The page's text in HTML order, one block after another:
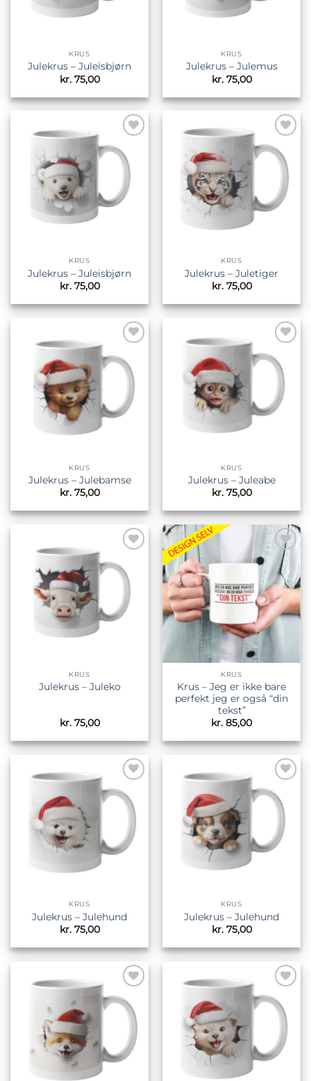
KRUS
Julekrus – Juleisbjørn
kr.75,00
KRUS
Julekrus – Julemus
kr.75,00
Tilføj til
ønskeliste
KRUS
Julekrus – Juleisbjørn
kr.75,00
Tilføj til
ønskeliste
KRUS
Julekrus – Juletiger
kr.75,00
ønskeliste
KRUS
Julekrus – Julebamse
kr.75,00
Tilføj til
ønskeliste
KRUS
Julekrus – Juleabe
kr.75,00
Tilføj til
ønskeliste
KRUS
Julekrus – Juleko
kr.75,00
Tilføj til
ønskeliste
KRUS
Krus – Jeg er ikke bare
perfekt jeg er også “din
tekst”
kr. 85,00
Tilføj til
ønskeliste
KRUS
Julekrus – Julehund
kr.75,00
Tilføj til
ønskeliste
KRUS
Julekrus – Julehund
kr.75,00
Tilføj til
ønskeliste
Tilføj til
ønskeliste